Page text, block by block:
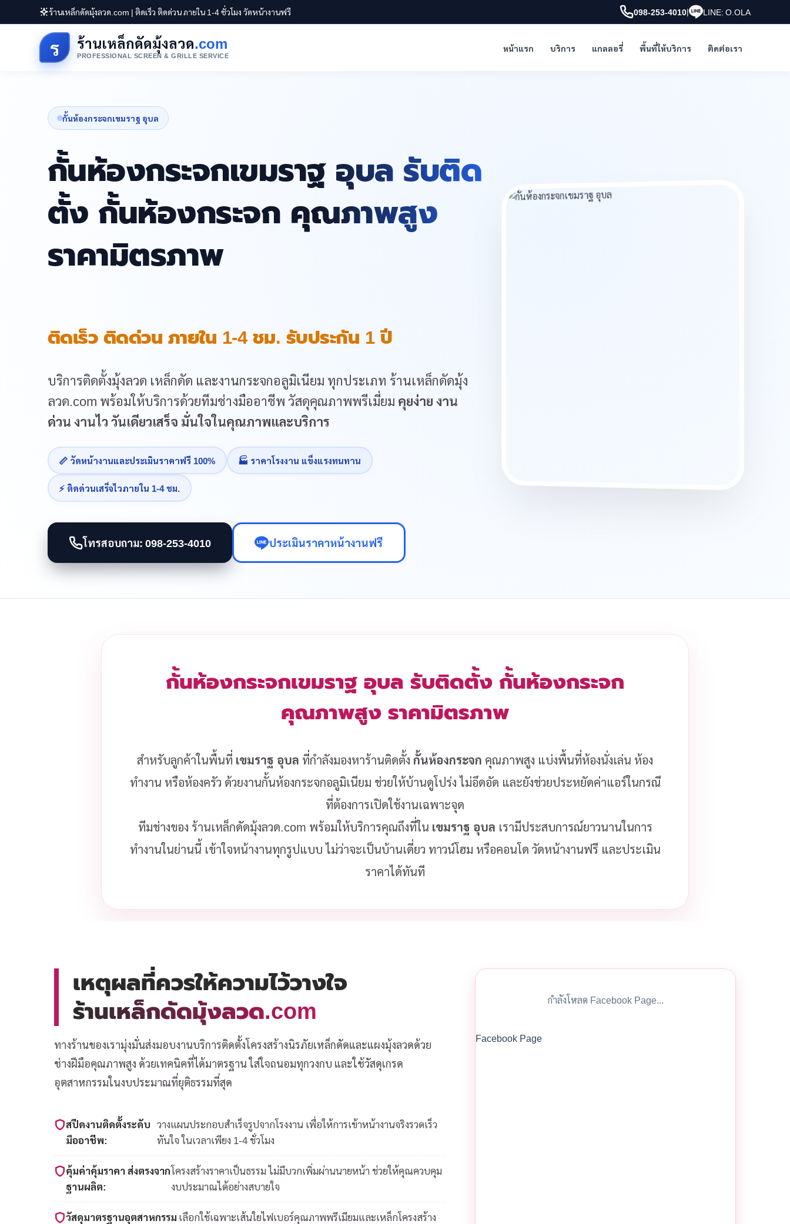
ร้านเหล็กดัดมุ้งลวด.com | ติดเร็ว ติดด่วน ภายใน 1-4 ชั่วโมง วัดหน้างานฟรี 098-253-4010| LINE: O.OLA
ร ร้านเหล็กดัดมุ้งลวด.com
PROFESSIONAL SCREEN & GRILLE SERVICE
หน้าแรก บริการ แกลลอรี่ พื้นที่ให้บริการ ติดต่อเรา
กั้นห้องกระจกเขมราฐ อุบล
กั้นห้องกระจกเขมราฐ อุบล รับติด
ตั้ง กั้นห้องกระจก คุณภาพสูง
ราคามิตรภาพ
ติดเร็ว ติดด่วน ภายใน 1-4 ชม. รับประกัน 1 ปี
บริการติดตั้งมุ้งลวด เหล็กดัด และงานกระจกอลูมิเนียม ทุกประเภท ร้านเหล็กดัดมุ้ง
ลวด.com พร้อมให้บริการด้วยทีมช่างมืออาชีพ วัสดุคุณภาพพรีเมี่ยม คุยง่าย งาน
ด่วน งานไว วันเดียวเสร็จ มั่นใจในคุณภาพและบริการ
📏 วัดหน้างานและประเมินราคาฟรี 100% 🏭 ราคาโรงงาน แข็งแรงทนทาน
⚡ ติดด่วนเสร็จไวภายใน 1-4 ชม.
โทรสอบถาม: 098-253-4010 ประเมินราคาหน้างานฟรี
กั้นห้องกระจกเขมราฐ อุบล รับติดตั้ง กั้นห้องกระจก
คุณภาพสูง ราคามิตรภาพ
สำหรับลูกค้าในพื้นที่ เขมราฐ อุบล ที่กำลังมองหาร้านติดตั้ง กั้นห้องกระจก คุณภาพสูง แบ่งพื้นที่ห้องนั่งเล่น ห้อง
ทำงาน หรือห้องครัว ด้วยงานกั้นห้องกระจกอลูมิเนียม ช่วยให้บ้านดูโปร่ง ไม่อึดอัด และยังช่วยประหยัดค่าแอร์ในกรณี
ที่ต้องการเปิดใช้งานเฉพาะจุด
ทีมช่างของ ร้านเหล็กดัดมุ้งลวด.com พร้อมให้บริการคุณถึงที่ใน เขมราฐ อุบล เรามีประสบการณ์ยาวนานในการ
ทำงานในย่านนี้ เข้าใจหน้างานทุกรูปแบบ ไม่ว่าจะเป็นบ้านเดี่ยว ทาวน์โฮม หรือคอนโด วัดหน้างานฟรี และประเมิน
ราคาได้ทันที
เหตุผลที่ควรให้ความไว้วางใจ
ร้านเหล็กดัดมุ้งลวด.com
ทางร้านของเรามุ่งมั่นส่งมอบงานบริการติดตั้งโครงสร้างนิรภัยเหล็กดัดและแผงมุ้งลวดด้วย
ช่างฝีมือคุณภาพสูง ด้วยเทคนิคที่ได้มาตรฐาน ใส่ใจถนอมทุกวงกบ และใช้วัสดุเกรด
อุตสาหกรรมในงบประมาณที่ยุติธรรมที่สุด
สปีดงานติดตั้งระดับ
มืออาชีพ:
วางแผนประกอบสำเร็จรูปจากโรงงาน เพื่อให้การเข้าหน้างานจริงรวดเร็ว
ทันใจ ในเวลาเพียง 1-4 ชั่วโมง
คุ้มค่าคุ้มราคา ส่งตรงจาก
ฐานผลิต:
โครงสร้างราคาเป็นธรรม ไม่มีบวกเพิ่มผ่านนายหน้า ช่วยให้คุณควบคุม
งบประมาณได้อย่างสบายใจ
วัสดุมาตรฐานอุตสาหกรรม เลือกใช้เฉพาะเส้นใยไฟเบอร์คุณภาพพรีเมียมและเหล็กโครงสร้าง
กำลังโหลด Facebook Page...
Facebook Page